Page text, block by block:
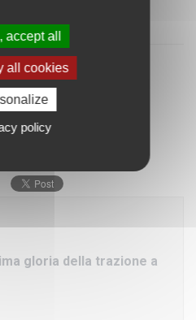
gloria della trazione a
accept all
all cookies
policy